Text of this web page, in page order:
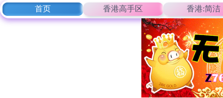
首页 香港高手区 香港:简洁